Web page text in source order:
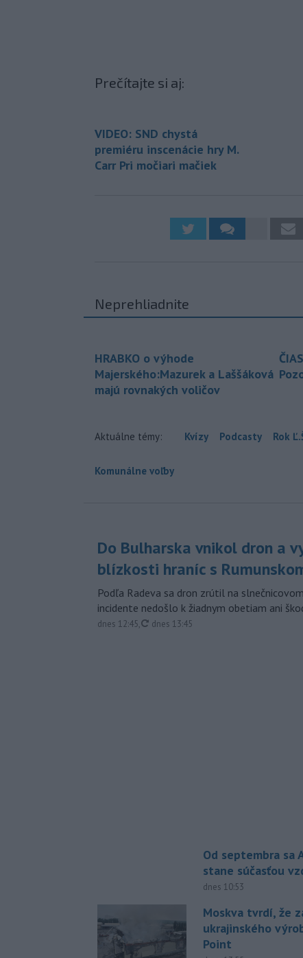
Prečítajte si aj:
VIDEO: SND chystá
premiéru inscenácie hry M.
Carr Pri močiari mačiek
Neprehliadnite
HRABKO o výhode
Majerského:Mazurek a Laššáková
majú rovnakých voličov
Aktuálne témy: Kvízy Podcasty Rok
Komunálne voľby
Do Bulharska vnikol dron a
blízkosti hraníc s
Podľa Radeva sa dron zrútil na
incidente nedošlo k žiadnym obetiam ani
dnes 12:45, aktualizované
dnes 13:45
Od septembra sa
stane súčasťou
dnes 10:53
Moskva tvrdí, že
ukrajinského
Point